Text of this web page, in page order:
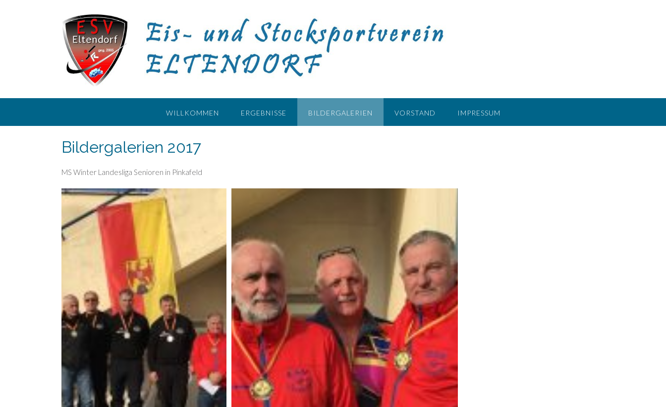
WILLKOMMEN ERGEBNISSE BILDERGALERIEN VORSTAND IMPRESSUM
Bildergalerien 2017
MS Winter Landesliga Senioren in Pinkafeld